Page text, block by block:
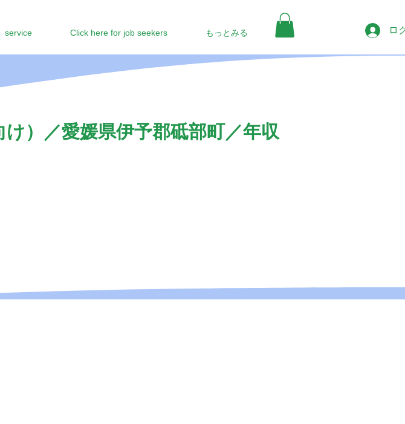
service Click here for job seekers もっとみる ロ
）／愛媛県伊予郡砥部町／年収